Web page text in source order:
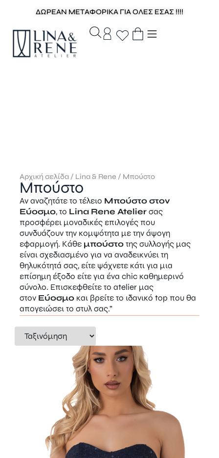
ΔΩΡΕΑΝ ΜΕΤΑΦΟΡΙΚΑ ΓΙΑ ΟΛΕΣ ΕΣΑΣ !!!!
Αρχική σελίδα / Lina & Rene / Μπούστο
Μπούστο
Αν αναζητάτε το τέλειο Μπούστο στον
Εύοσμο, το Lina Rene Atelierσας
προσφέρει μοναδικές επιλογές που
συνδυάζουν την κομψότητα με την άψογη
εφαρμογή. Κάθε μπούστοτης συλλογής μας
είναι σχεδιασμένο για να αναδεικνύει τη
θηλυκότητά σας, είτε ψάχνετε κάτι για μια
επίσημη έξοδο είτε για ένα chic καθημερινό
σύνολο. Επισκεφθείτε το atelier μας
στον Εύοσμο και βρείτε το ιδανικό top που θα
απογειώσει το στυλ σας.”